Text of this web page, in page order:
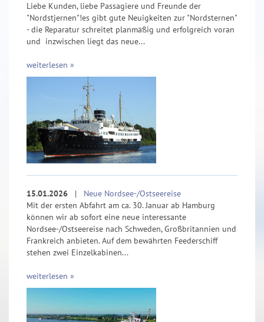
Liebe Kunden, liebe Passagiere und Freunde der
"Nordstjernen"!es gibt gute Neuigkeiten zur "Nordsternen"
- die Reparatur schreitet planmäßig und erfolgreich voran
und inzwischen liegt das neue...
weiterlesen »
15.01.2026 | Neue Nordsee-/Ostseereise
Mit der ersten Abfahrt am ca. 30. Januar ab Hamburg
können wir ab sofort eine neue interessante
Nordsee-/Ostseereise nach Schweden, Großbritannien und
Frankreich anbieten. Auf dem bewährten Feederschiff
stehen zwei Einzelkabinen...
weiterlesen »